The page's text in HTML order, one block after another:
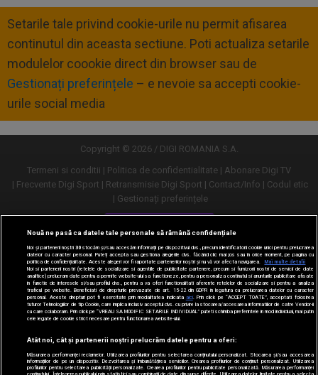
Setarile tale privind cookie-urile nu permit afisarea
continutul din aceasta sectiune. Poti actualiza setarile
modulelor coookie direct din browser sau de
Gestionați preferințele – e nevoie sa accepti cookie-
urile social media
Copyright © 2026 / DIGI ROMANIA S.A.
Termeni si conditii
Politica de confidentialitate
Abonare Digi TV
Frecvente Digi Sport
Retransmisie Digi Sport Contact/Info
Codul etic
Gestionați preferințele
Versiune desktop
Nouă ne pasă ca datele tale personale să rămână confidențiale
Noi și partenerii noștri30stocăm și/sau accesăm informații pe dispozitivul dvs., precum identificatorii cookie unici pentru prelucrarea
datelor cu caracter personal. Puteți accepta sau gestiona alegerile dvs. făcând clic mai jos sau în orice moment, pe pagina cu
politica de confidențialitate. Aceste alegeri vor fi raportate partenerilor noștri și nu vă vor afecta navigarea.
Mai multe detalii
Noi si partenerii nostri (retelele de socializare si agentiile de publicitate partenere, precum si furnizorii nostri de servicii de date
analitice) prelucram date pentru a permite website-ului sa functioneze, pentru a personaliza continutul si anunturile publicitare afisate
in functie de interesele si/sau profilul dvs., pentru a va oferi functionalitati aferente retelelor de socializare si pentru a analiza
traficul pe website. Beneficiati de drepturile prevazute de art. 15-22 din GDPR in legatura cu prelucrarea datelor cu caracter
personal. Aceste drepturi pot fi exercitate prin modalitatea indicata aici. Prin click pe “ACCEPT TOATE”, acceptati folosirea
tuturor Tehnologiilor de tip Cookie, care implica inclusiv acceptul dvs. cu privire la stocarea/accesarea informatiilor de catre Vendor-ii
cu care colaboram. Prin click pe “VREAU SA MODIFIC SETARILE INDIVIDUAL” puteti schimba preferintele in mod individual, mai putin
cele legate de cookie strict necesare pentru functionarea website-ului.
Atât noi, cât și partenerii noștri prelucrăm datele pentru a oferi:
Măsurarea performanței reclamelor. Utilizarea profilurilor pentru selectarea conținutului personalizat. Stocarea și/sau accesarea
informațiilor de pe un dispozitiv. Dezvoltarea și îmbunătățirea serviciilor. Crearea profilurilor de conținut personalizat. Utilizarea
profilurilor pentru selectarea publicității personalizate. Crearea profilurilor pentru publicitate personalizată. Măsurarea performanței